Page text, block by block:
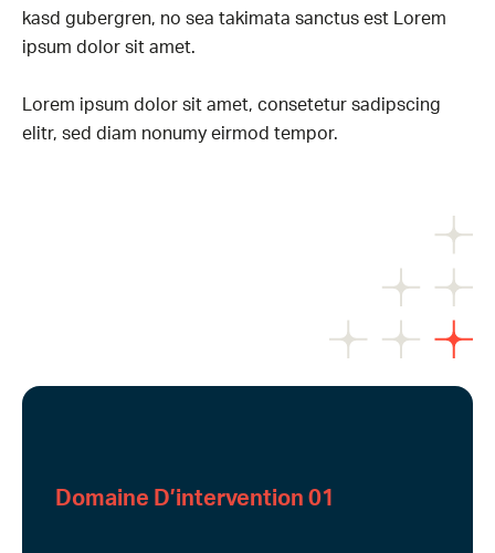
kasd gubergren, no sea takimata sanctus est Lorem
ipsum dolor sit amet.
Lorem ipsum dolor sit amet, consetetur sadipscing
elitr, sed diam nonumy eirmod tempor.
Domaine D’intervention 01